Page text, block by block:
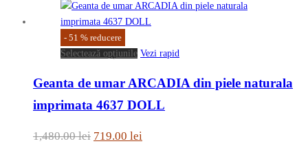
- 51 % reducere
Selectează opțiunile Acest
are
mai
variații.
Vezi rapid
Geanta de umar ARCADIA din piele naturala
imprimata 4637 DOLL
1,480.00lei Prețul
719.00 lei